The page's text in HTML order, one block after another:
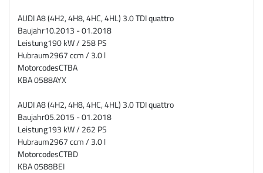
AUDI A8 (4H2, 4H8, 4HC, 4HL) 3.0 TDI quattro
Baujahr10.2013 - 01.2018
Leistung190 kW / 258 PS
Hubraum2967 ccm / 3.0 l
MotorcodesCTBA
KBA0588AYX
AUDI A8 (4H2, 4H8, 4HC, 4HL) 3.0 TDI quattro
Baujahr05.2015 - 01.2018
Leistung193 kW / 262 PS
Hubraum2967 ccm / 3.0 l
MotorcodesCTBD
KBA0588BEI